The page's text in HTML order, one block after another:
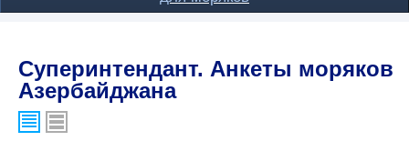
Суперинтендант. Анкеты моряков
Азербайджана